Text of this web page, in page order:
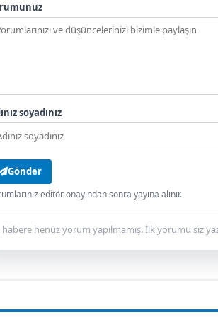
soyadınız
Gönder
editör onayından sonra yayına alınır.
habere henüz yorum yapılmamış. İlk yorumu siz